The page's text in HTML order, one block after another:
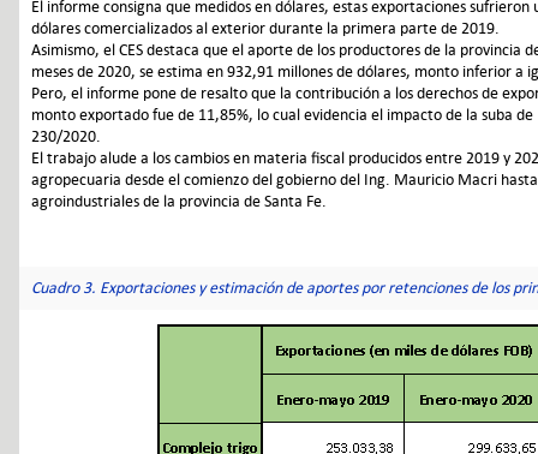
El informe consigna que medidos en dólares, estas exportaciones
dólares comercializados al exterior durante la primera parte de 2019.
Asimismo, el CES destaca que el aporte de los productores de la provincia
meses de 2020, se estima en 932,91 millones de dólares, monto inferior a
Pero, el informe pone de resalto que la contribución a los derechos de
monto exportado fue de 11,85%, lo cual evidencia el impacto de la suba
230/2020.
El trabajo alude a los cambios en materia fiscal producidos entre 2019 y
agropecuaria desde el comienzo del gobierno del Ing. Mauricio Macri
agroindustriales de la provincia de Santa Fe.
Cuadro 3. Exportaciones y estimación de aportes por retenciones de los